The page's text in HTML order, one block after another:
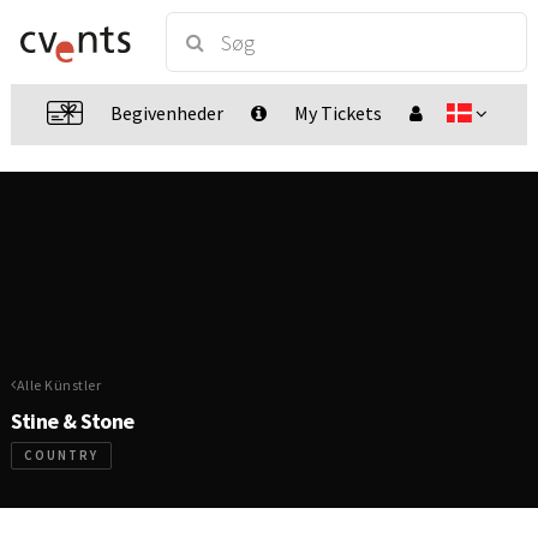
Begivenheder My Tickets
Alle Künstler
Stine & Stone
COUNTRY